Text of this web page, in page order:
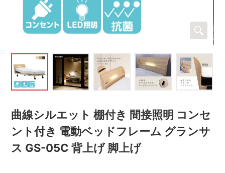
曲線シルエット 棚付き 間接照明 コンセ
ント付き 電動ベッドフレーム グランサ
ス GS-05C 背上げ 脚上げ